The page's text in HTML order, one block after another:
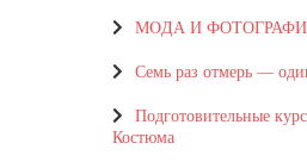
МOДА И
Семь раз отмерь —
Подготовительные
Костюма